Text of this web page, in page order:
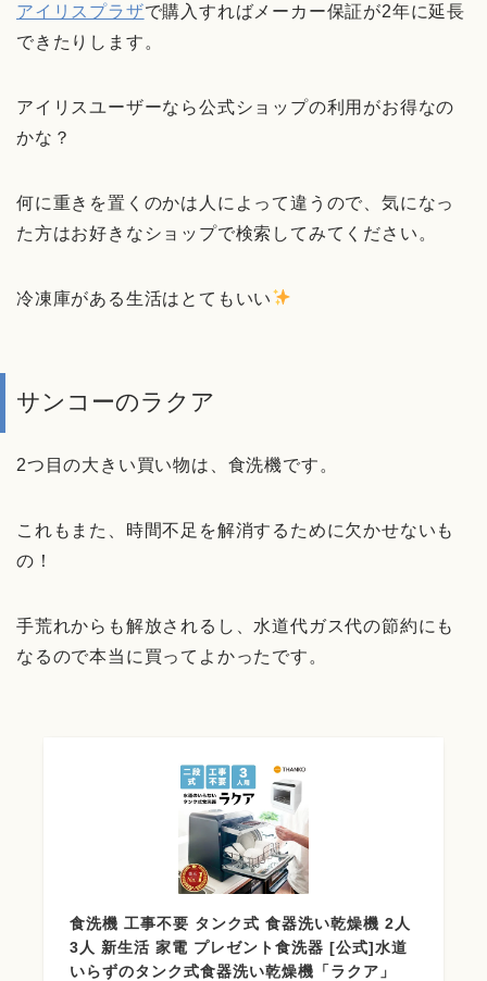
アイリスプラザで購入すればメーカー保証が2年に延長
できたりします。
アイリスユーザーなら公式ショップの利用がお得なの
かな？
何に重きを置くのかは人によって違うので、気になっ
た方はお好きなショップで検索してみてください。
冷凍庫がある生活はとてもいい
サンコーのラクア
2つ目の大きい買い物は、食洗機です。
これもまた、時間不足を解消するために欠かせないも
の！
手荒れからも解放されるし、水道代ガス代の節約にも
なるので本当に買ってよかったです。
食洗機 工事不要 タンク式 食器洗い乾燥機 2人
3人 新生活 家電 プレゼント食洗器 [公式]水道
いらずのタンク式食器洗い乾燥機「ラクア」